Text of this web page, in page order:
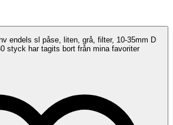
endels sl påse, liten, grå, filter, 10-35mm D
styck har tagits bort från mina favoriter